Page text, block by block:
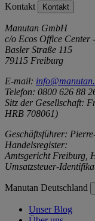
Kontakt Kontakt
Manutan GmbH
c/o Ecos Office
Basler Straße 115
79115 Freiburg
E-mail:
Telefon: 0800 626 88
Sitz der Gesellschaft:
HRB 708061)
Geschäftsführer:
Handelsregister:
Amtsgericht Freiburg,
Umsatzsteuer-
Manutan Deutschland
Unser Blog